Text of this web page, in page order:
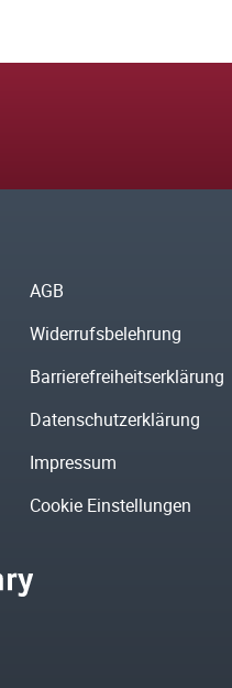
AGB
Widerrufsbelehrung
Barrierefreiheitserklärung
Datenschutzerklärung
Impressum
Cookie Einstellungen